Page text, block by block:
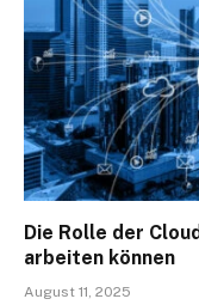
Die Rolle der
arbeiten können
August 11, 2025